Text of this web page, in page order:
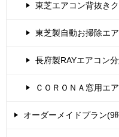
東芝エアコン背抜き
東芝製自動お掃除エ
長府製RAYエアコン
ＣＯＲＯＮＡ窓用エ
オーダーメイドプラン(9